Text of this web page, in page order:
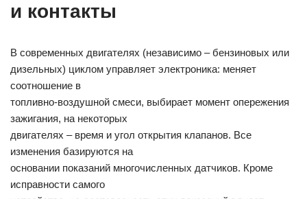
и контакты
В современных двигателях (независимо – бензиновых или
дизельных) циклом управляет электроника: меняет
соотношение в
топливно-воздушной смеси, выбирает момент опережения
зажигания, на некоторых
двигателях – время и угол открытия клапанов. Все
изменения базируются на
основании показаний многочисленных датчиков. Кроме
исправности самого